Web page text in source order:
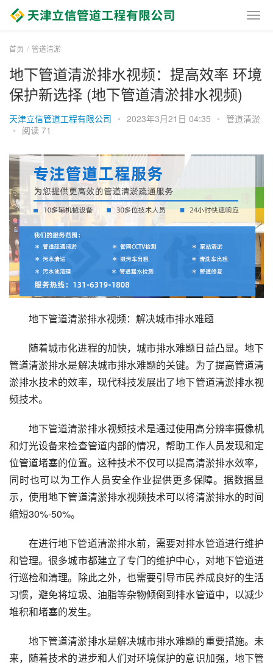
首页 管道清淤
地下管道清淤排水视频：提高效率 环境
保护新选择 (地下管道清淤排水视频)
天津立信管道工程有限公司 • 2023年3月21日 04:35 • 管道清淤
• 阅读 71
地下管道清淤排水视频：解决城市排水难题
随着城市化进程的加快，城市排水难题日益凸显。地下
管道清淤排水是解决城市排水难题的关键。为了提高管道清
淤排水技术的效率，现代科技发展出了地下管道清淤排水视
频技术。
地下管道清淤排水视频技术是通过使用高分辨率摄像机
和灯光设备来检查管道内部的情况，帮助工作人员发现和定
位管道堵塞的位置。这种技术不仅可以提高清淤排水效率，
同时也可以为工作人员安全作业提供更多保障。据数据显
示，使用地下管道清淤排水视频技术可以将清淤排水的时间
缩短30%-50%。
在进行地下管道清淤排水前，需要对排水管道进行维护
和管理。很多城市都建立了专门的维护中心，对地下管道进
行巡检和清理。除此之外，也需要引导市民养成良好的生活
习惯，避免将垃圾、油脂等杂物倾倒到排水管道中，以减少
堆积和堵塞的发生。
地下管道清淤排水是解决城市排水难题的重要措施。未
来，随着技术的进步和人们对环境保护的意识加强，地下管